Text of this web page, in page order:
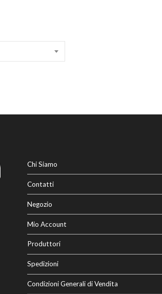
Chi Siamo
Contatti
Negozio
Mio Account
Produttori
Spedizioni
Condizioni Generali di Vendita